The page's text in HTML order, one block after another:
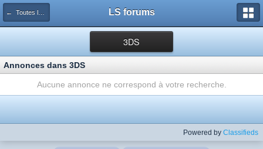
← Toutes les annonces LS forums
3DS
Annonces dans 3DS
Aucune annonce ne correspond à votre recherche.
Powered by Classifieds